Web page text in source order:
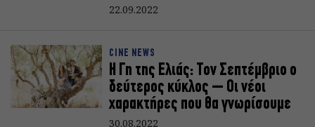
22.09.2022
CINE NEWS
Η Γη της Ελιάς: Τον Σεπτέμβριο ο
δεύτερος κύκλος – Οι νέοι
χαρακτήρες που θα γνωρίσουμε
30.08.2022